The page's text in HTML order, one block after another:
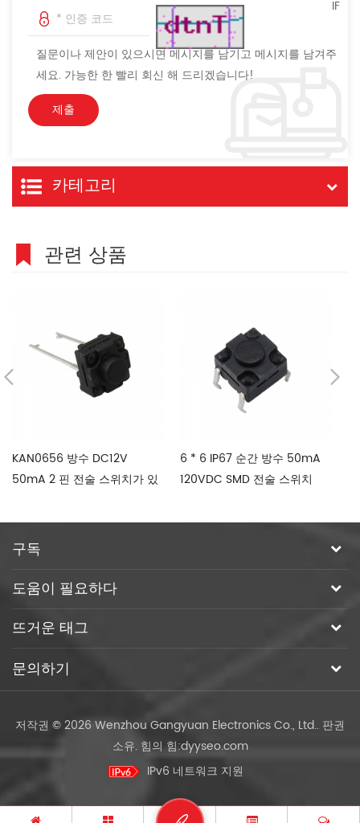
IF
질문이나 제안이 있으시면 메시지를 남기고 메시지를 남겨주
세요. 가능한 한 빨리 회신 해 드리겠습니다!
카테고리
관련 상품
KAN0656 방수 DC12V
50mA 2 핀 전술 스위치가 있
6 * 6 IP67 순간 방수 50mA
120VDC SMD 전술 스위치
구독
도움이 필요하다
뜨거운 태그
문의하기
저작권 © 2026 Wenzhou Gangyuan Electronics Co., Ltd.. 판권
소유. 힘의 힘:dyyseo.com
IPv6 네트워크 지원